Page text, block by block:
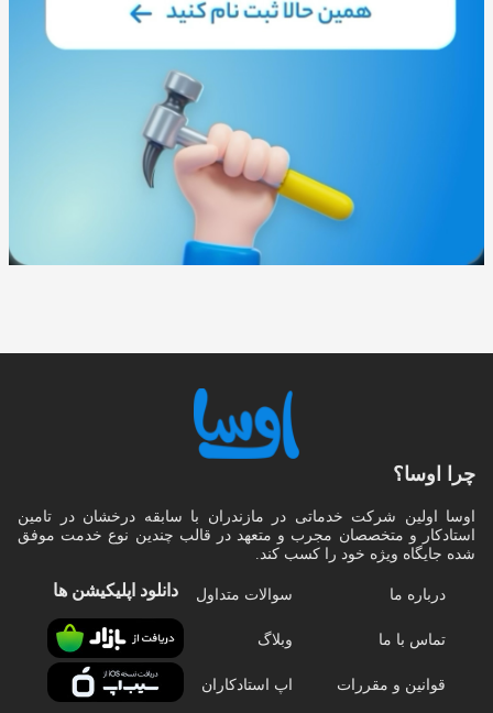
چرا اوسا؟
اوسا اولین شرکت خدماتی در مازندران با سابقه درخشان در تامین
استادکار و متخصصان مجرب و متعهد در قالب چندین نوع خدمت موفق
شده جایگاه ویژه خود را کسب کند.
درباره ما سوالات متداول
تماس با ما وبلاگ
قوانین و مقررات اپ استادکاران
دانلود اپلیکیشن‌ ها